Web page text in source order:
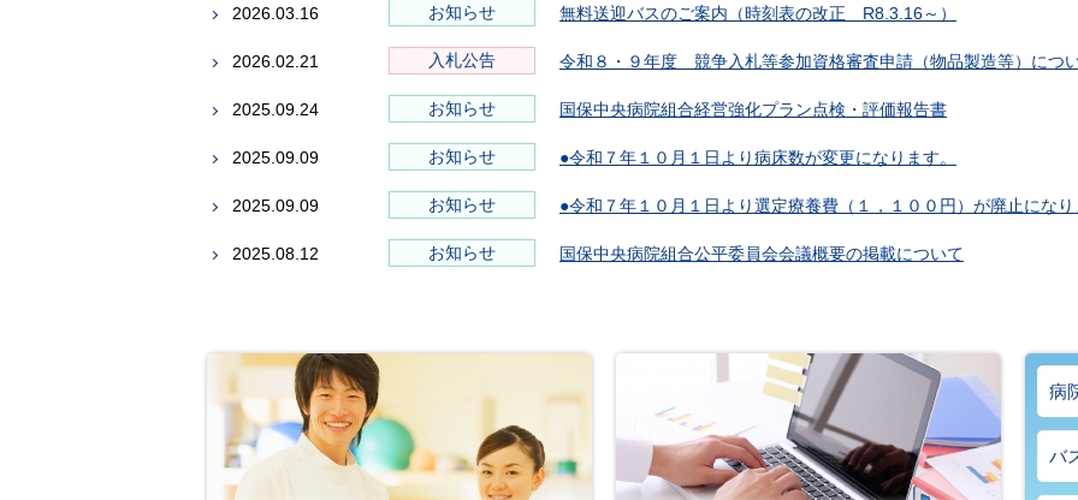
2026.03.16 お知らせ 無料送迎バスのご案内（時刻表の改正 R8.3.16～）
2026.02.21 入札公告 令和８・９年度 競争入札等参加資格審査申請（物品製造等）につ
2025.09.24 お知らせ 国保中央病院組合経営強化プラン点検・評価報告書
2025.09.09 お知らせ ●令和７年１０月１日より病床数が変更になります。
2025.09.09 お知らせ ●令和７年１０月１日より選定療養費（１，１００円）が廃止になり
2025.08.12 お知らせ 国保中央病院組合公平委員会会議概要の掲載について
病
バ